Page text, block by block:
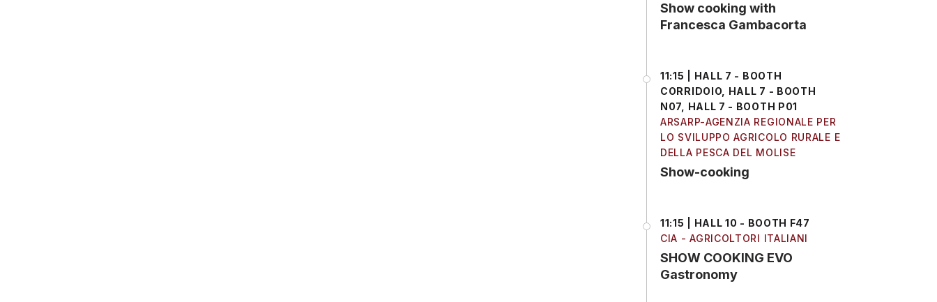
Show cooking with
Francesca Gambacorta
11:15 | HALL 7 - BOOTH
CORRIDOIO, HALL 7 - BOOTH
N07, HALL 7 - BOOTH P01
ARSARP-AGENZIA REGIONALE PER
LO SVILUPPO AGRICOLO RURALE E
DELLA PESCA DEL MOLISE
Show-cooking
11:15 | HALL 10 - BOOTH F47
CIA - AGRICOLTORI ITALIANI
SHOW COOKING EVO
Gastronomy